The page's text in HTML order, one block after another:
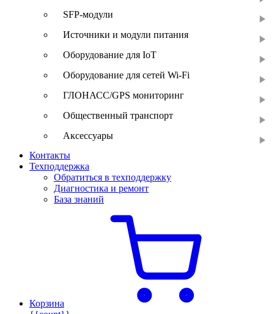
SFP-модули
Источники и модули питания
Оборудование для IoT
Оборудование для сетей Wi-Fi
ГЛОНАСС/GPS мониторинг
Общественный транспорт
Аксессуары
Контакты
Техподдержка
Обратиться в техподдержку
Диагностика и ремонт
База знаний
Корзина